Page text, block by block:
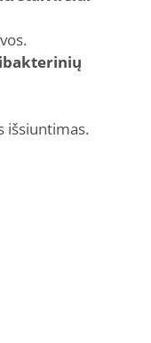
išsiuntimas.